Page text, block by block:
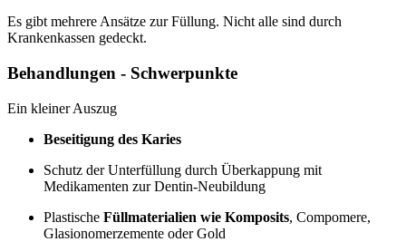
Es gibt mehrere Ansätze zur Füllung. Nicht alle sind durch
Krankenkassen gedeckt.
Behandlungen - Schwerpunkte
Ein kleiner Auszug
Beseitigung des Karies
Schutz der Unterfüllung durch Überkappung mit
Medikamenten zur Dentin-Neubildung
Plastische Füllmaterialien wie Komposits, Compomere,
Glasionomerzemente oder Gold